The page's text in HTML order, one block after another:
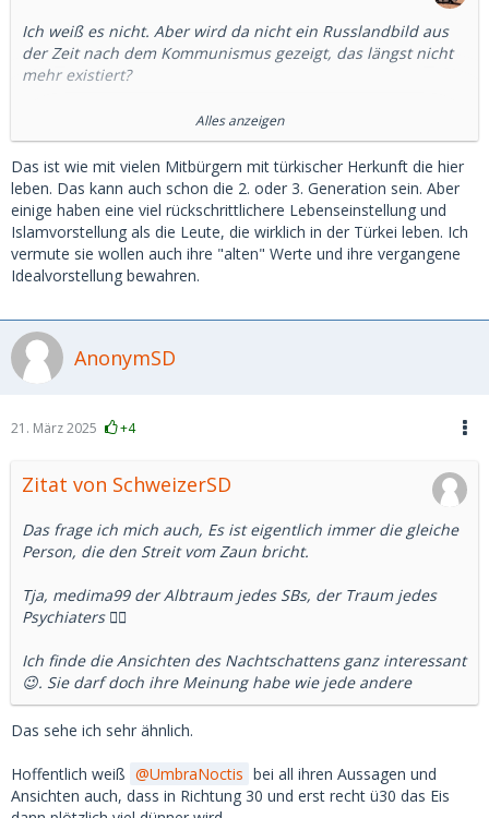
Ich weiß es nicht. Aber wird da nicht ein Russlandbild aus
der Zeit nach dem Kommunismus gezeigt, das längst nicht
mehr existiert?
Ich habe mal google bemüht.
In Deutschland ist die Beschäftigung von Männern
gegenüber Frauen um rund 6 Prozentpunkte höher, in
Russland 10 Prozentpunkte. Das ist ein Unterschied, aber
kein wesentlicher.
Auch in Russland arbeiten mehr als 2/3 der Frauen
zwischen 15 und 64. (15, was für ein Alter)
Nun ist das mit Statistiken immer so eine Sache.
Aber ich denke, da wird ein Bild gezeichnet, dass es so in
schönes Leben zu machen, da habe ich meine Zweifel.
Können wir uns darauf einigen, dass es eine kulturell
geprägt Idealvorstellung ist, die aber mit der russischen
Alles anzeigen
Das ist wie mit vielen Mitbürgern mit türkischer Herkunft die hier
leben. Das kann auch schon die 2. oder 3. Generation sein. Aber
einige haben eine viel rückschrittlichere Lebenseinstellung und
Islamvorstellung als die Leute, die wirklich in der Türkei leben. Ich
vermute sie wollen auch ihre "alten" Werte und ihre vergangene
Idealvorstellung bewahren.
AnonymSD
21. März 2025 +4
Zitat von SchweizerSD
Das frage ich mich auch, Es ist eigentlich immer die gleiche
Person, die den Streit vom Zaun bricht.
Tja, medima99 der Albtraum jedes SBs, der Traum jedes
Psychiaters 🤷‍♂️
Ich finde die Ansichten des Nachtschattens ganz interessant
😉. Sie darf doch ihre Meinung habe wie jede andere
Das sehe ich sehr ähnlich.
Hoffentlich weiß UmbraNoctis bei all ihren Aussagen und
Ansichten auch, dass in Richtung 30 und erst recht ü30 das Eis